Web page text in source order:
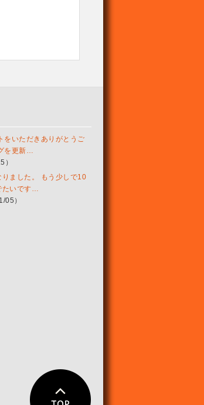
をいただきありがとうご
を更新…
ました。 もう少しで10
いです…
05）